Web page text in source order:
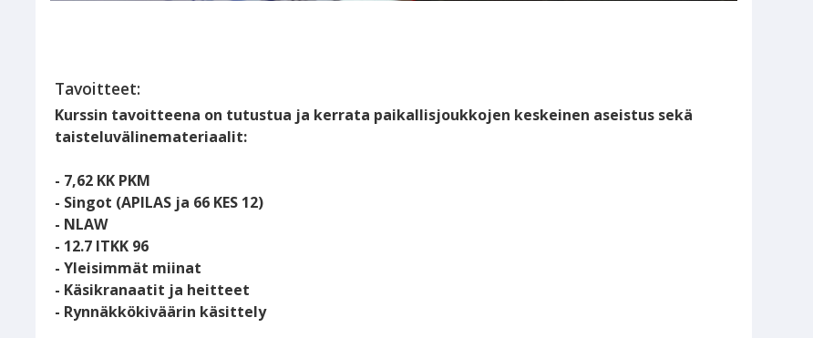
Tavoitteet:
Kurssin tavoitteena on tutustua ja kerrata paikallisjoukkojen keskeinen aseistus sekä
taisteluvälinemateriaalit:
- 7,62 KK PKM
- Singot (APILAS ja 66 KES 12)
- NLAW
- 12.7 ITKK 96
- Yleisimmät miinat
- Käsikranaatit ja heitteet
- Rynnäkkökiväärin käsittely